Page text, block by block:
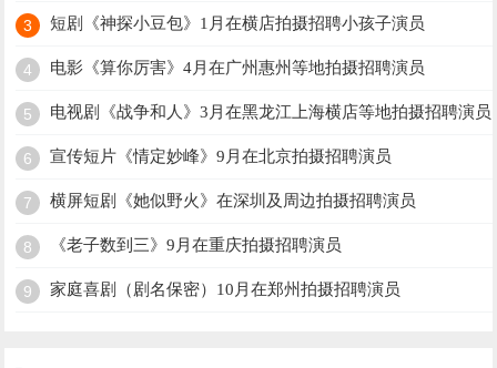
3 短剧《神探小豆包》1月在横店拍摄招聘小孩子演员
4 电影《算你厉害》4月在广州惠州等地拍摄招聘演员
5 电视剧《战争和人》3月在黑龙江上海横店等地拍摄招聘演员
6 宣传短片《情定妙峰》9月在北京拍摄招聘演员
7 横屏短剧《她似野火》在深圳及周边拍摄招聘演员
8 《老子数到三》9月在重庆拍摄招聘演员
9 家庭喜剧（剧名保密）10月在郑州拍摄招聘演员